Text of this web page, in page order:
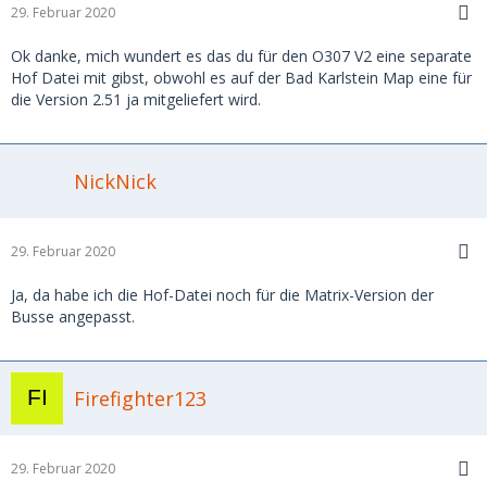
29. Februar 2020
Ok danke, mich wundert es das du für den O307 V2 eine separate
Hof Datei mit gibst, obwohl es auf der Bad Karlstein Map eine für
die Version 2.51 ja mitgeliefert wird.
NickNick
29. Februar 2020
Ja, da habe ich die Hof-Datei noch für die Matrix-Version der
Busse angepasst.
Firefighter123
29. Februar 2020